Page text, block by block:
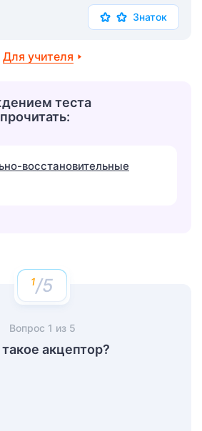
Знаток
Для учителя
теста
восстановительные
/5
Вопрос 1 из 5
акцептор?